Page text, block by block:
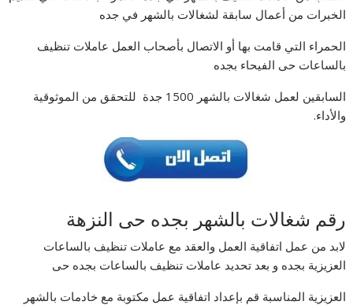
الخبرات من أعمال سابقة لشغالات بالشهر في جده
الحمراء التي قامت بها أو الاتصال بأصحاب العمل عاملات تنظيف
بالساعات حى الفيحاء بجده
السابقين لعمل شغالات بالشهر 1500 جدة للتحقق من الموثوقية
والأداء.
رقم شغالات بالشهر بجده حى النزهة
لابد من عمل اتفاقية العمل والعقد مع عاملات تنظيف بالساعات
العزيزية بجده و بعد تحديد عاملات تنظيف بالساعات بجده حى
العزيزية المناسبة قم بإعداد اتفاقية عمل مكتوبة مع خادمات بالشهر